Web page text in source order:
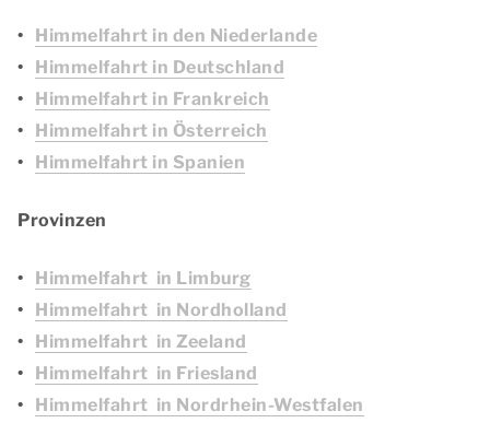
Himmelfahrt in den Niederlande
Himmelfahrt in Deutschland
Himmelfahrt in Frankreich
Himmelfahrt in Österreich
Himmelfahrt in Spanien
Provinzen
Himmelfahrt in Limburg
Himmelfahrt in Nordholland
Himmelfahrt in Zeeland
Himmelfahrt in Friesland
Himmelfahrt in Nordrhein-Westfalen